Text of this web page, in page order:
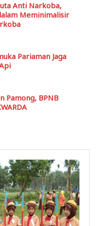
Anti Narkoba,
Meminimalisir
Pariaman Jaga
Pamong, BPNB